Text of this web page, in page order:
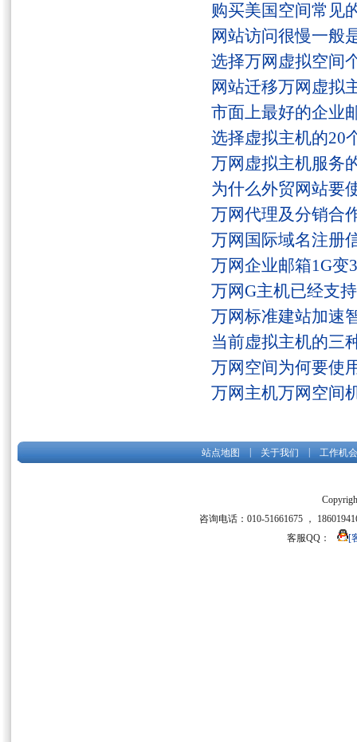
购买美国空间常见
网站访问很慢一般
选择万网虚拟空间
网站迁移万网虚拟
市面上最好的企业
选择虚拟主机的20
万网虚拟主机服务
为什么外贸网站要
万网代理及分销合
万网国际域名注册
万网企业邮箱1G变
万网G主机已经支
万网标准建站加速
当前虚拟主机的三
万网空间为何要使
万网主机万网空间
站点地图 关于我们 工作机会
咨询电话：010-51661675 ，
客服QQ：
[